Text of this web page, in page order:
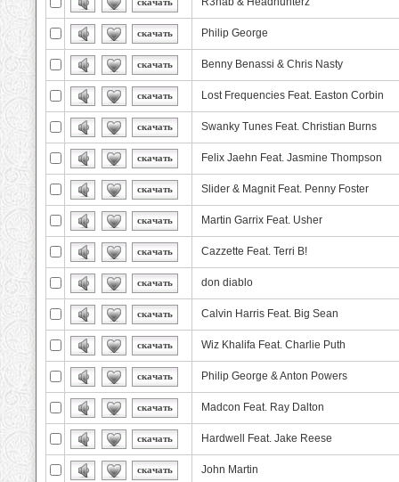
скачать Philip George
скачать Benny Benassi & Chris Nasty
скачать Lost Frequencies Feat. Easton Corbin
скачать Swanky Tunes Feat. Christian Burns
скачать Felix Jaehn Feat. Jasmine Thompson
скачать Slider & Magnit Feat. Penny Foster
скачать Martin Garrix Feat. Usher
скачать Cazzette Feat. Terri B!
скачать don diablo
скачать Calvin Harris Feat. Big Sean
скачать Wiz Khalifa Feat. Charlie Puth
скачать Philip George & Anton Powers
скачать Madcon Feat. Ray Dalton
скачать Hardwell Feat. Jake Reese
скачать John Martin